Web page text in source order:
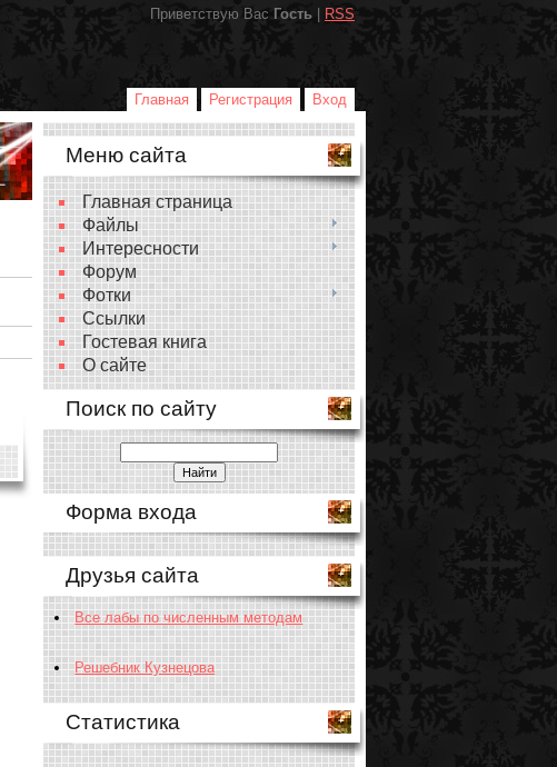
Приветствую Вас Гость RSS
Главная Регистрация Вход
Меню сайта
Главная страница
Файлы
Интересности
Форум
Фотки
Ссылки
Гостевая книга
О сайте
Поиск по сайту
Форма входа
Друзья сайта
Все лабы по численным методам
Решебник Кузнецова
Статистика